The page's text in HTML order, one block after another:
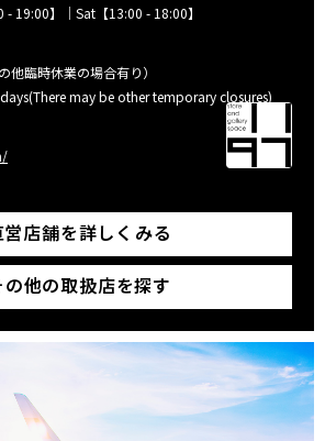
19:00】｜Sat【13:00 - 18:00】
他臨時休業の場合有り）
may be other temporary closures)
営店舗を詳しくみる
の他の取扱店を探す